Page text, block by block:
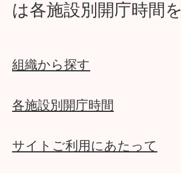
は各施設別開庁時間
組織から探す
各施設別開庁時間
サイトご利用にあたって